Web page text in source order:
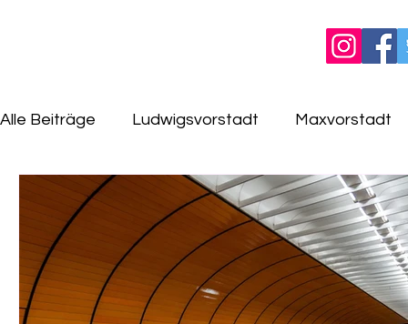
Alle Beiträge Ludwigsvorstadt Maxvorstadt
Sendling-Westpark Schwanthalerhöhe
Milbertshofen Am Hart Schwabing-Freimann